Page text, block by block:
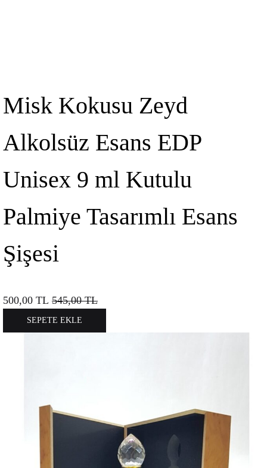
Misk Kokusu Zeyd
Alkolsüz Esans EDP
Unisex 9 ml Kutulu
Palmiye Tasarımlı Esans
Şişesi
500,00 TL 545,00TL
SEPETE EKLE